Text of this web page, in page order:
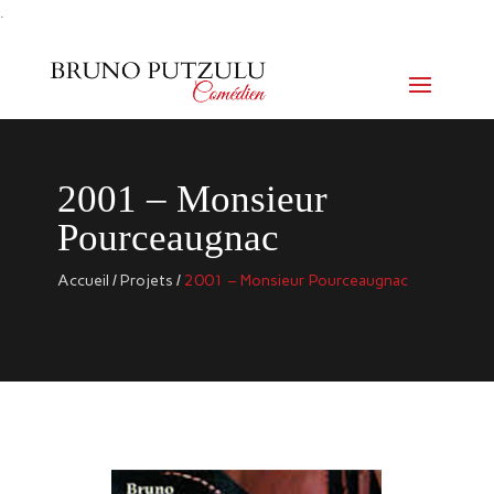
.
2001 – Monsieur
Pourceaugnac
Accueil /Projets / 2001 – Monsieur Pourceaugnac